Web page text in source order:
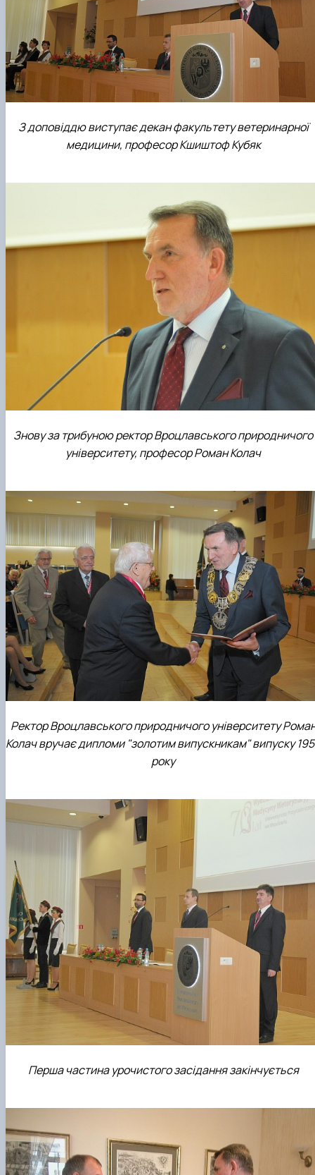
З доповіддю виступає декан факультету ветеринарної
медицини, професор Кшиштоф Кубяк
Знову за трибуною ректор Вроцлавського природничого
університету, професор Роман Колач
Ректор Вроцлавського природничого університету
Колач вручає дипломи "золотим випускникам" випуску
року
Перша частина урочистого засідання закінчується